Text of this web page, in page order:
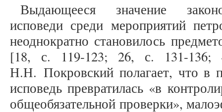
Выдающееся значение
исповеди среди мероприятий
неоднократно становилось
[18, с. 119-123; 26, с. 131-136;
Н.Н. Покровский полагает, что в
исповедь превратилась «в
общеобязательной проверки»,